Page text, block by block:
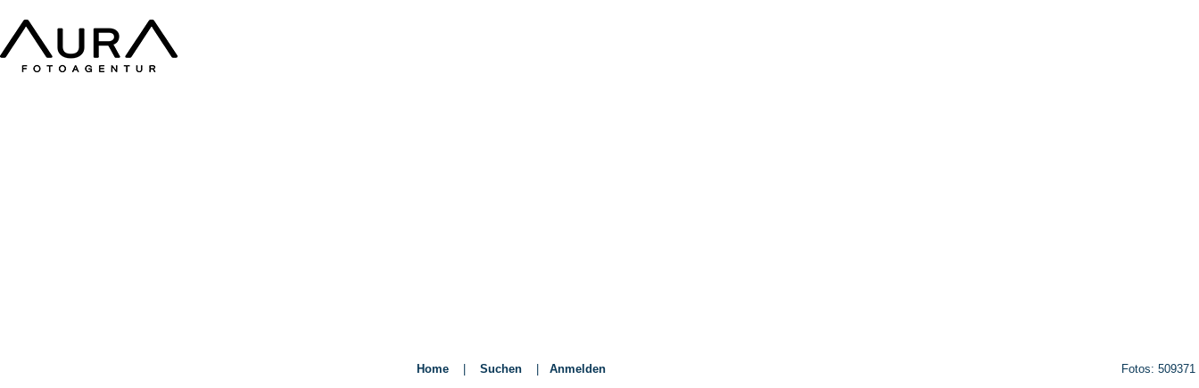
Home| Suchen| Anmelden Fotos: 509371